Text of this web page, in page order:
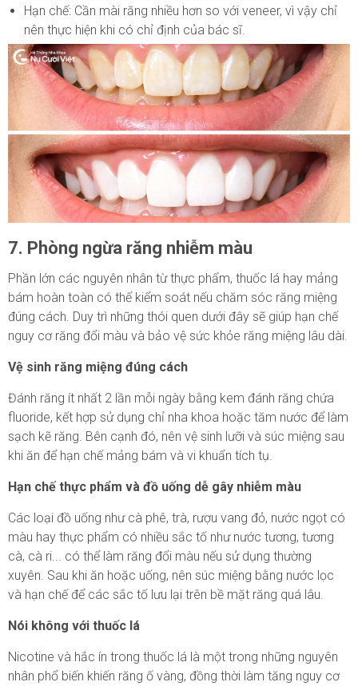
Hạn chế: Cần mài răng nhiều hơn so với veneer, vì vậy chỉ
nên thực hiện khi có chỉ định của bác sĩ.
7. Phòng ngừa răng nhiễm màu
Phần lớn các nguyên nhân từ thực phẩm, thuốc lá hay mảng
bám hoàn toàn có thể kiểm soát nếu chăm sóc răng miệng
đúng cách. Duy trì những thói quen dưới đây sẽ giúp hạn chế
nguy cơ răng đổi màu và bảo vệ sức khỏe răng miệng lâu dài.
Vệ sinh răng miệng đúng cách
Đánh răng ít nhất 2 lần mỗi ngày bằng kem đánh răng chứa
fluoride, kết hợp sử dụng chỉ nha khoa hoặc tăm nước để làm
sạch kẽ răng. Bên cạnh đó, nên vệ sinh lưỡi và súc miệng sau
khi ăn để hạn chế mảng bám và vi khuẩn tích tụ.
Hạn chế thực phẩm và đồ uống dễ gây nhiễm màu
Các loại đồ uống như cà phê, trà, rượu vang đỏ, nước ngọt có
màu hay thực phẩm có nhiều sắc tố như nước tương, tương
cà, cà ri... có thể làm răng đổi màu nếu sử dụng thường
xuyên. Sau khi ăn hoặc uống, nên súc miệng bằng nước lọc
và hạn chế để các sắc tố lưu lại trên bề mặt răng quá lâu.
Nói không với thuốc lá
Nicotine và hắc ín trong thuốc lá là một trong những nguyên
nhân phổ biến khiến răng ố vàng, đồng thời làm tăng nguy cơ